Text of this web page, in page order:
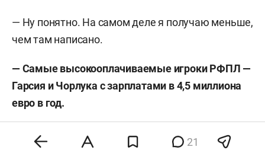
— Ну понятно. На самом деле я получаю меньше,
чем там написано.
— Самые высокооплачиваемые игроки РФПЛ —
Гарсия и Чорлука с зарплатами в 4,5 миллиона
евро в год.
больше, чем я!
21